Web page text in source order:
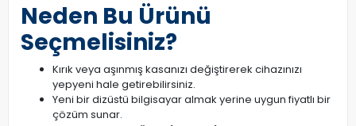
Neden Bu Ürünü
Seçmelisiniz?
Kırık veya aşınmış kasanızı değiştirerek cihazınızı
yepyeni hale getirebilirsiniz.
Yeni bir dizüstü bilgisayar almak yerine uygun fiyatlı bir
çözüm sunar.